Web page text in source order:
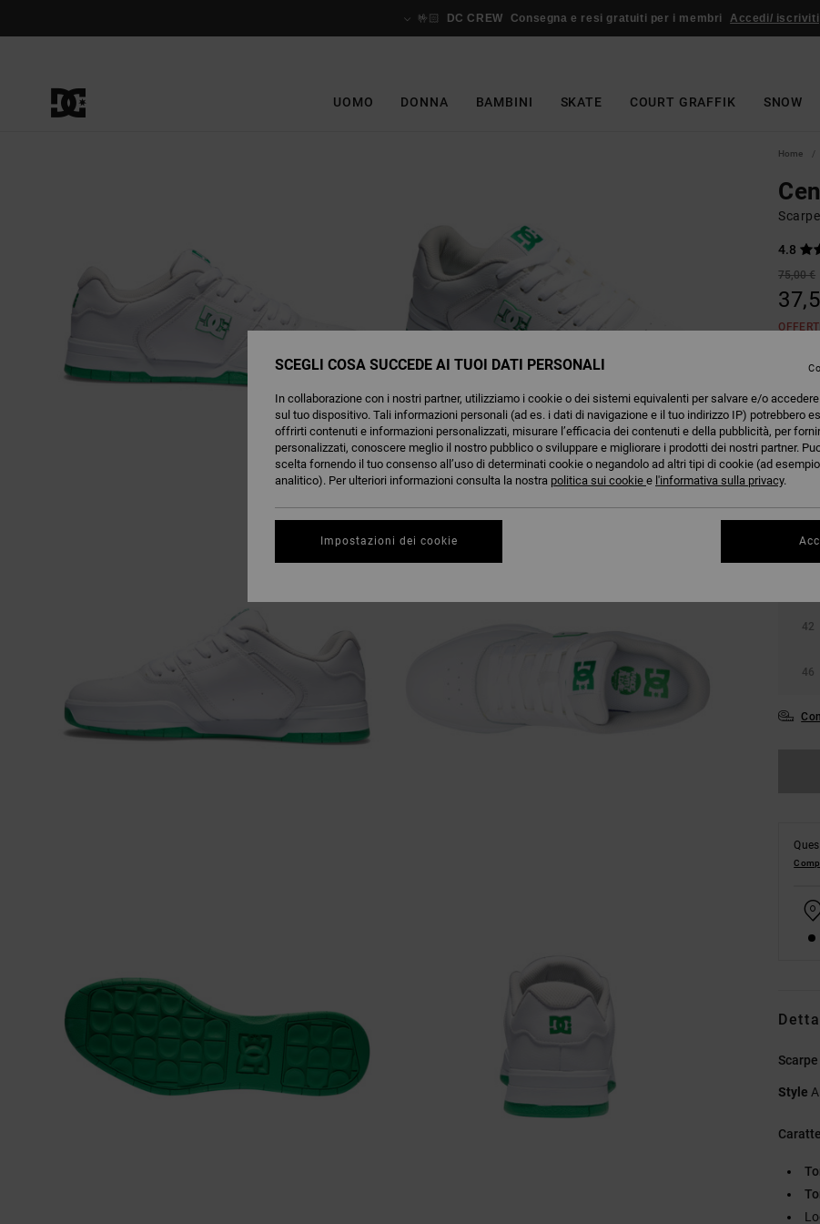
🤟🏻 DC CREW Consegna e resi gratuiti per i membri Accedi/ iscriviti
UOMO DONNA BAMBINI SKATE COURT GRAFFIK SNOW
Home
4.8
75,00 €
42
46
Style
SCEGLI COSA SUCCEDE AI TUOI DATI PERSONALI
In collaborazione con i nostri partner, utilizziamo i cookie o dei sistemi equivalenti per salvare e/o
sul tuo dispositivo. Tali informazioni personali (ad es. i dati di navigazione e il tuo indirizzo IP) potrebbero
offrirti contenuti e informazioni personalizzati, misurare l’efficacia dei contenuti e della pubblicità, per
personalizzati, conoscere meglio il nostro pubblico o sviluppare e migliorare i prodotti dei nostri partner.
scelta fornendo il tuo consenso all’uso di determinati cookie o negandolo ad altri tipi di cookie (ad
analitico). Per ulteriori informazioni consulta la nostra politica sui cookie e l'informativa sulla privacy.
Impostazioni dei cookie